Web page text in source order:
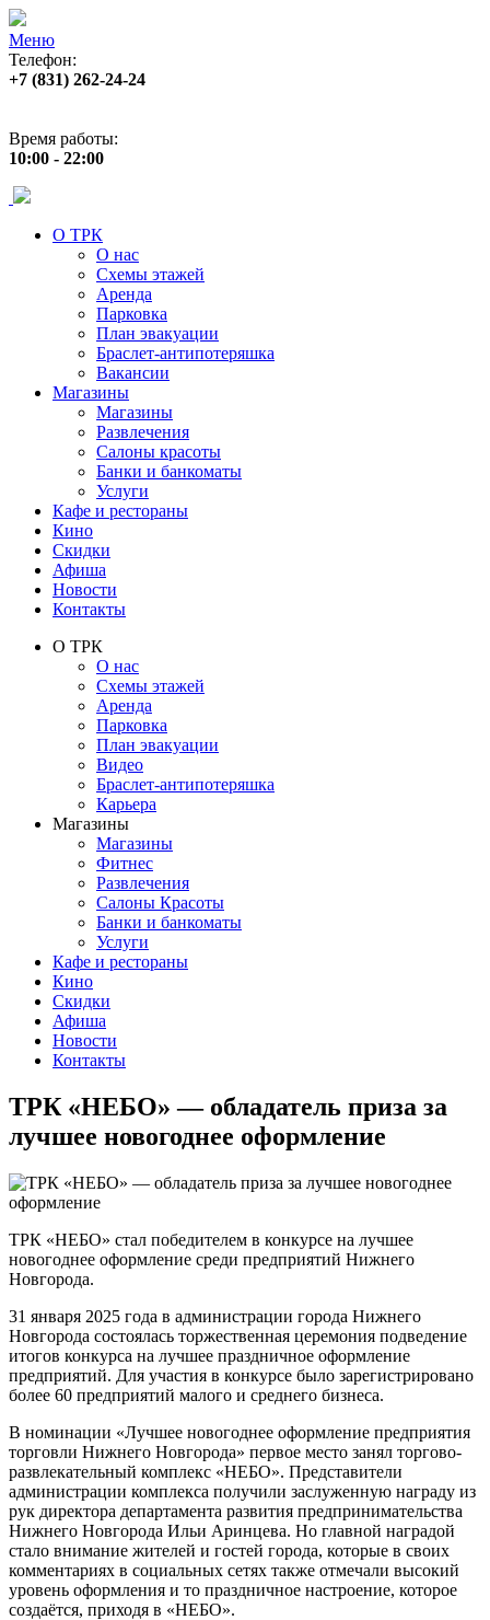
Меню
Телефон:
+7 (831) 262-24-24
Время работы:
10:00 - 22:00
О ТРК
О нас
Схемы этажей
Аренда
Парковка
План эвакуации
Браслет-антипотеряшка
Вакансии
Магазины
Магазины
Развлечения
Салоны красоты
Банки и банкоматы
Услуги
Кафе и рестораны
Кино
Скидки
Афиша
Новости
Контакты
О ТРК
О нас
Схемы этажей
Аренда
Парковка
План эвакуации
Видео
Браслет-антипотеряшка
Карьера
Магазины
Магазины
Фитнес
Развлечения
Салоны Красоты
Банки и банкоматы
Услуги
Кафе и рестораны
Кино
Скидки
Афиша
Новости
Контакты
ТРК «НЕБО» — обладатель приза за
лучшее новогоднее оформление
ТРК «НЕБО» стал победителем в конкурсе на лучшее
новогоднее оформление среди предприятий Нижнего
Новгорода.
31 января 2025 года в администрации города Нижнего
Новгорода состоялась торжественная церемония подведение
итогов конкурса на лучшее праздничное оформление
предприятий. Для участия в конкурсе было зарегистрировано
более 60 предприятий малого и среднего бизнеса.
В номинации «Лучшее новогоднее оформление предприятия
торговли Нижнего Новгорода» первое место занял торгово-
развлекательный комплекс «НЕБО». Представители
администрации комплекса получили заслуженную награду из
рук директора департамента развития предпринимательства
Нижнего Новгорода Ильи Аринцева. Но главной наградой
стало внимание жителей и гостей города, которые в своих
комментариях в социальных сетях также отмечали высокий
уровень оформления и то праздничное настроение, которое
создаётся, приходя в «НЕБО».